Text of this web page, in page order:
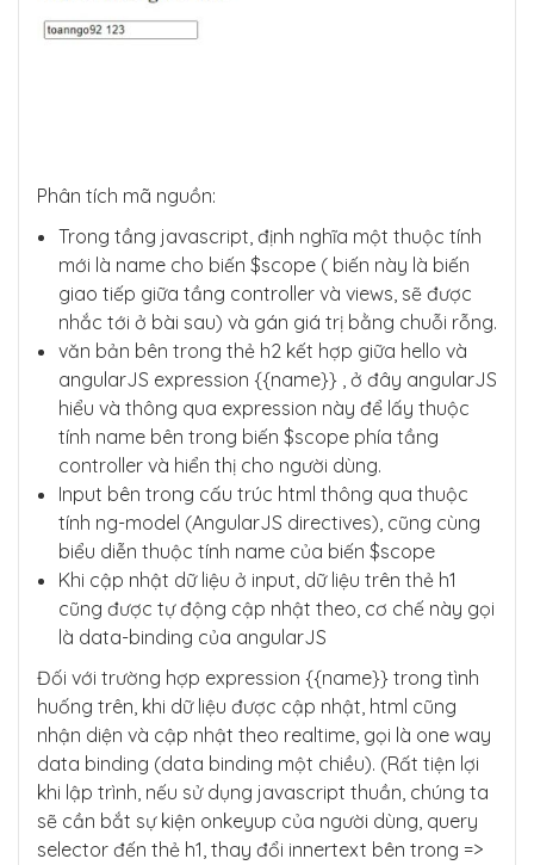
Phân tích mã nguồn:
Trong tầng javascript, định nghĩa một thuộc tính
mới là name cho biến $scope ( biến này là biến
giao tiếp giữa tầng controller và views, sẽ được
nhắc tới ở bài sau) và gán giá trị bằng chuỗi rỗng.
văn bản bên trong thẻ h2 kết hợp giữa hello và
angularJS expression {{name}} , ở đây angularJS
hiểu và thông qua expression này để lấy thuộc
tính name bên trong biến $scope phía tầng
controller và hiển thị cho người dùng.
Input bên trong cấu trúc html thông qua thuộc
tính ng-model (AngularJS directives), cũng cùng
biểu diễn thuộc tính name của biến $scope
Khi cập nhật dữ liệu ở input, dữ liệu trên thẻ h1
cũng được tự động cập nhật theo, cơ chế này gọi
là data-binding của angularJS
Đối với trường hợp expression {{name}} trong tình
huống trên, khi dữ liệu được cập nhật, html cũng
nhận diện và cập nhật theo realtime, gọi là one way
data binding (data binding một chiều). (Rất tiện lợi
khi lập trình, nếu sử dụng javascript thuần, chúng ta
sẽ cần bắt sự kiện onkeyup của người dùng, query
selector đến thẻ h1, thay đổi innertext bên trong =>